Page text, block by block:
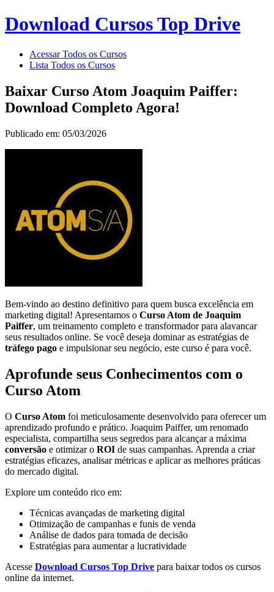
Download Cursos Top Drive
Acessar Todos os Cursos
Lista Todos os Cursos
Baixar Curso Atom Joaquim Paiffer:
Download Completo Agora!
Publicado em: 05/03/2026
Bem-vindo ao destino definitivo para quem busca excelência em
marketing digital! Apresentamos o Curso Atom de Joaquim
Paiffer, um treinamento completo e transformador para alavancar
seus resultados online. Se você deseja dominar as estratégias de
tráfego pago e impulsionar seu negócio, este curso é para você.
Aprofunde seus Conhecimentos com o
Curso Atom
O Curso Atom foi meticulosamente desenvolvido para oferecer um
aprendizado profundo e prático. Joaquim Paiffer, um renomado
especialista, compartilha seus segredos para alcançar a máxima
conversão e otimizar o ROI de suas campanhas. Aprenda a criar
estratégias eficazes, analisar métricas e aplicar as melhores práticas
do mercado digital.
Explore um conteúdo rico em:
Técnicas avançadas de marketing digital
Otimização de campanhas e funis de venda
Análise de dados para tomada de decisão
Estratégias para aumentar a lucratividade
Acesse Download Cursos Top Drive para baixar todos os cursos
online da internet.